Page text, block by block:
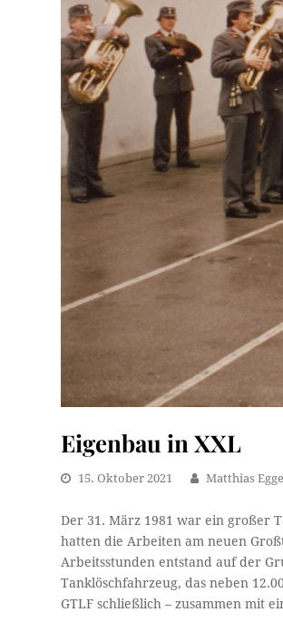
Eigenbau in XXL
15. Oktober 2021 Matthias
Der 31. März 1981 war ein großer
hatten die Arbeiten am neuen
Arbeitsstunden entstand auf der
Tanklöschfahrzeug, das neben
GTLF schließlich – zusammen mit